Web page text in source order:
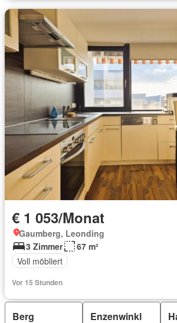
€ 1 053/Monat
Gaumberg, Leonding
3 Zimmer
67 m²
Voll möbliert
Vor 15 Stunden
Berg Enzenwinkl